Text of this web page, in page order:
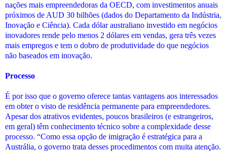
nações mais empreendedoras da OECD, com investimentos anuais
próximos de AUD 30 bilhões (dados do Departamento da Indústria,
Inovação e Ciência). Cada dólar australiano investido em negócios
inovadores rende pelo menos 2 dólares em vendas, gera três vezes
mais empregos e tem o dobro de produtividade do que negócios
não baseados em inovação.
Processo
É por isso que o governo oferece tantas vantagens aos interessados
em obter o visto de residência permanente para empreendedores.
Apesar dos atrativos evidentes, poucos brasileiros (e estrangeiros,
em geral) têm conhecimento técnico sobre a complexidade desse
processo. “Como essa opção de imigração é estratégica para a
Austrália, o governo trata desses procedimentos com muita atenção.